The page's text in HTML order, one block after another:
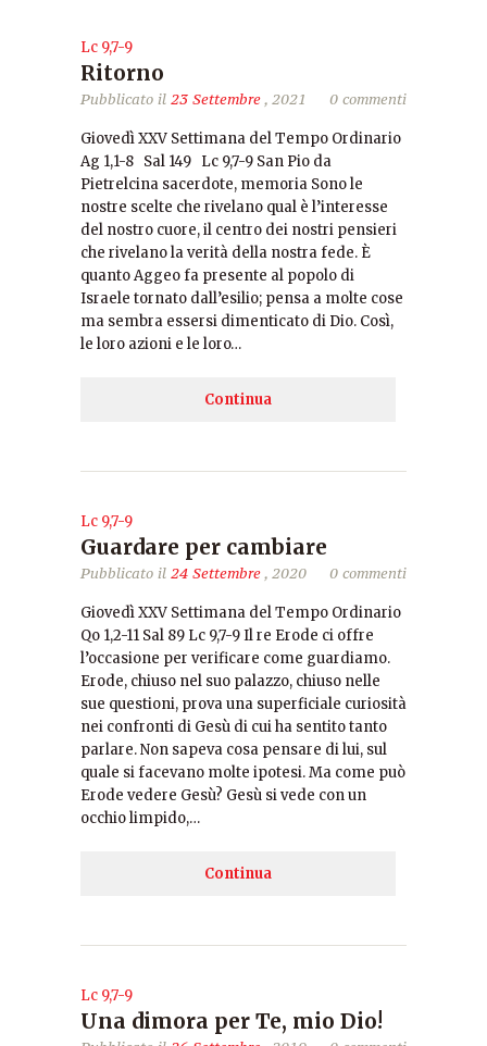
Lc 9,7-9
Ritorno
Pubblicato il 23 Settembre, 2021 0 commenti
Giovedì XXV Settimana del Tempo Ordinario
Ag 1,1-8 Sal 149 Lc 9,7-9 San Pio da
Pietrelcina sacerdote, memoria Sono le
nostre scelte che rivelano qual è l’interesse
del nostro cuore, il centro dei nostri pensieri
che rivelano la verità della nostra fede. È
quanto Aggeo fa presente al popolo di
Israele tornato dall’esilio; pensa a molte cose
ma sembra essersi dimenticato di Dio. Così,
le loro azioni e le loro…
Continua
Lc 9,7-9
Guardare per cambiare
Pubblicato il 24 Settembre, 2020 0 commenti
Giovedì XXV Settimana del Tempo Ordinario
Qo 1,2-11 Sal 89 Lc 9,7-9 Il re Erode ci offre
l’occasione per verificare come guardiamo.
Erode, chiuso nel suo palazzo, chiuso nelle
sue questioni, prova una superficiale curiosità
nei confronti di Gesù di cui ha sentito tanto
parlare. Non sapeva cosa pensare di lui, sul
quale si facevano molte ipotesi. Ma come può
Erode vedere Gesù? Gesù si vede con un
occhio limpido,…
Continua
Lc 9,7-9
Una dimora per Te, mio Dio!